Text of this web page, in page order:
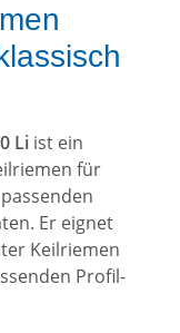
Li ist ein
für
Er eignet
Keilriemen
Profil-